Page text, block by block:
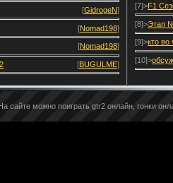
[GidrogeN]
[Nomad198]
[Nomad198]
[BUGULME]
[7]>F1
[8]>Этап
[9]>кто во
[10]>
сайте можно поиграть gtr2 онлайн, гонки